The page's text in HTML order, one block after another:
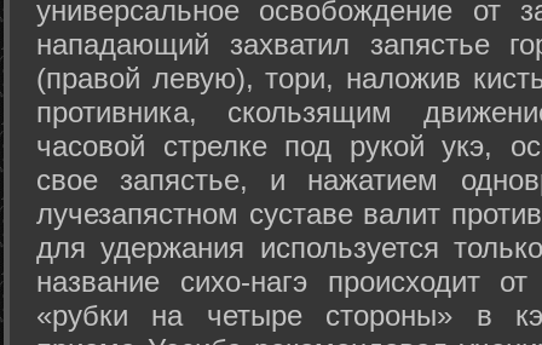
универсальное освобождение от
нападающий захватил запястье
(правой левую), тори, наложив
противника, скользящим
часовой стрелке под рукой укэ,
свое запястье, и нажатием
лучезапястном суставе валит
для удержания используется
название сихо-нагэ происходит
«рубки на четыре стороны» в